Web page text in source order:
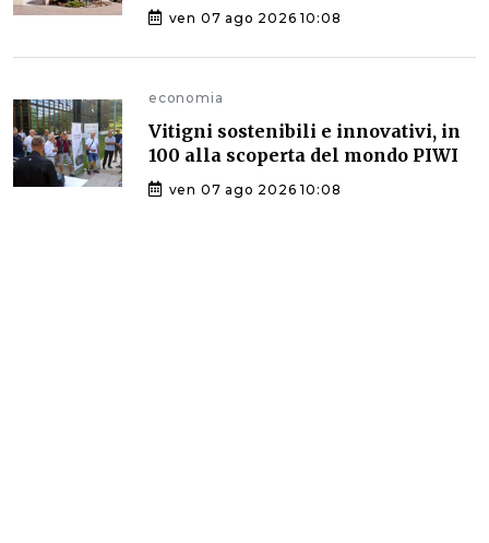
ven 07 ago 2026 10:08
economia
Vitigni sostenibili e innovativi, in
100 alla scoperta del mondo PIWI
ven 07 ago 2026 10:08